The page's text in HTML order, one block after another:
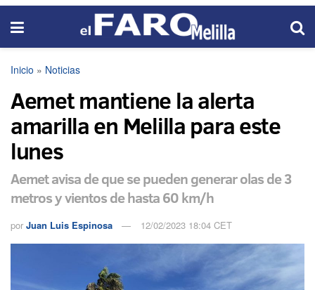
Inicio » Noticias
Aemet mantiene la alerta
amarilla en Melilla para este
lunes
Aemet avisa de que se pueden generar olas de 3
metros y vientos de hasta 60 km/h
por Juan Luis Espinosa 12/02/2023 18:04 CET